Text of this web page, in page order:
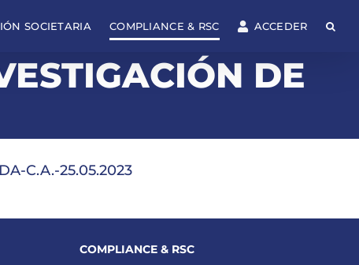
SOCIETARIA COMPLIANCE & RSC ACCEDER
DE
C.A.-25.05.2023
COMPLIANCE & RSC